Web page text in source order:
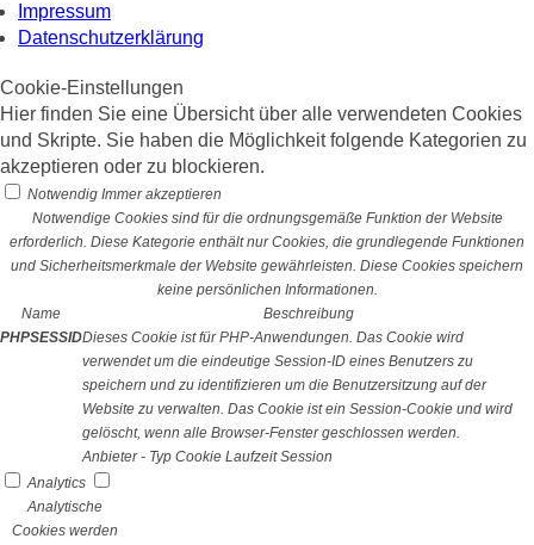
Impressum
Datenschutzerklärung
Cookie-Einstellungen
Hier finden Sie eine Übersicht über alle verwendeten Cookies
und Skripte. Sie haben die Möglichkeit folgende Kategorien zu
akzeptieren oder zu blockieren.
Notwendig Immer akzeptieren
Notwendige Cookies sind für die ordnungsgemäße Funktion der Website
erforderlich. Diese Kategorie enthält nur Cookies, die grundlegende Funktionen
und Sicherheitsmerkmale der Website gewährleisten. Diese Cookies speichern
keine persönlichen Informationen.
Name
Beschreibung
PHPSESSIDDieses Cookie ist für PHP-Anwendungen. Das Cookie wird
verwendet um die eindeutige Session-ID eines Benutzers zu
speichern und zu identifizieren um die Benutzersitzung auf der
Website zu verwalten. Das Cookie ist ein Session-Cookie und wird
gelöscht, wenn alle Browser-Fenster geschlossen werden.
Anbieter - Typ Cookie Laufzeit Session
Analytics
Analytische
Cookies werden